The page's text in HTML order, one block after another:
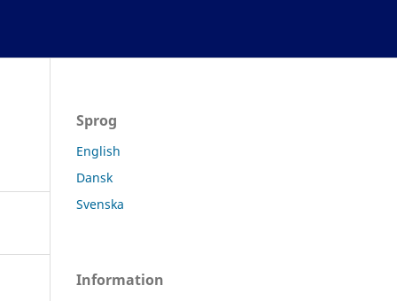
Sprog
English
Dansk
Svenska
Information